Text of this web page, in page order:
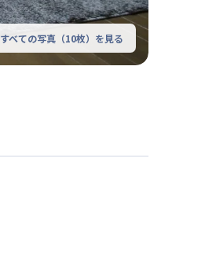
すべての写真（10枚）を見る